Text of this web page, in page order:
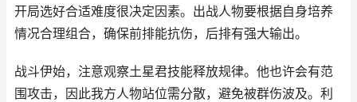
开局选好合适难度很决定因素。出战人物要根据自身培养
情况合理组合，确保前排能抗伤，后排有强大输出。
战斗伊始，注意观察土星君技能释放规律。他也许会有范
围攻击，因此我方人物站位需分散，避免被群伤波及。利